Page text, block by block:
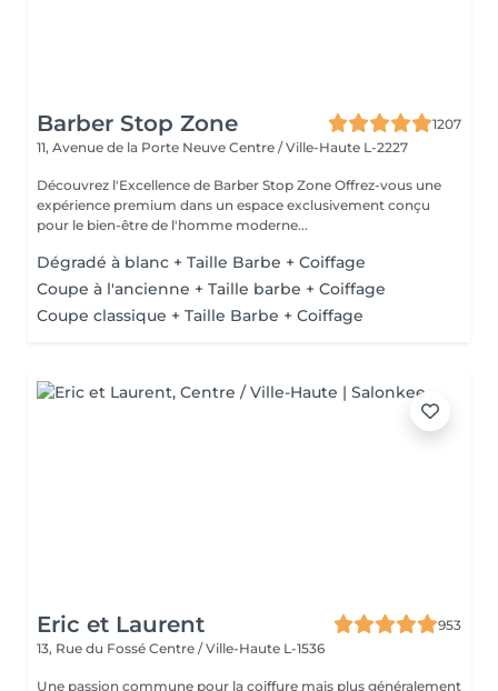
Barber Stop Zone
1207
11, Avenue de la Porte Neuve Centre / Ville-Haute L-2227
Découvrez l'Excellence de Barber Stop Zone Offrez-vous une
expérience premium dans un espace exclusivement conçu
pour le bien-être de l'homme moderne...
Dégradé à blanc + Taille Barbe + Coiffage
Coupe à l'ancienne + Taille barbe + Coiffage
Coupe classique + Taille Barbe + Coiffage
Eric et Laurent
953
13, Rue du Fossé Centre / Ville-Haute L-1536
Une passion commune pour la coiffure mais plus généralement